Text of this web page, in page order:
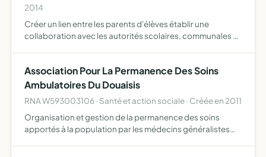
2014
Créer un lien entre les parents d'élèves établir une
collaboration avec les autorités scolaires, communales et
t…
Association Pour La Permanence Des Soins
Ambulatoires Du Douaisis
RNA W593003106 · Santé et action sociale · Créée en 2011
Organisation et gestion de la permanence des soins
apportés à la population par les médecins généralistes